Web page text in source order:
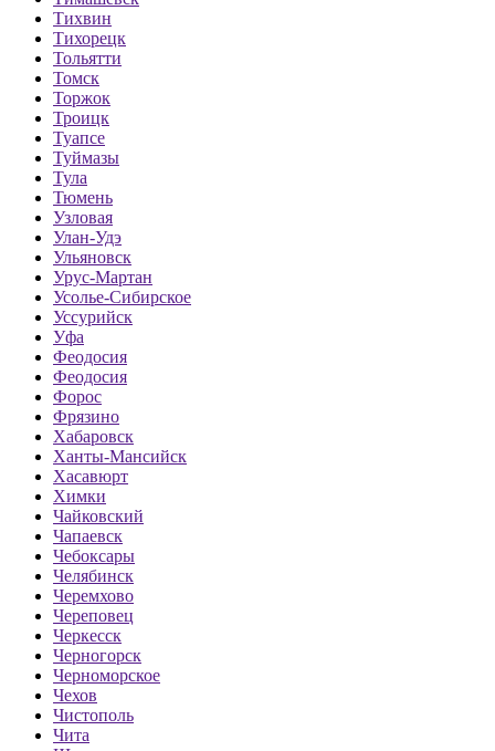
Тихвин
Тихорецк
Тольятти
Томск
Торжок
Троицк
Туапсе
Туймазы
Тула
Тюмень
Узловая
Улан-Удэ
Ульяновск
Урус-Мартан
Усолье-Сибирское
Уссурийск
Уфа
Феодосия
Феодосия
Форос
Фрязино
Хабаровск
Ханты-Мансийск
Хасавюрт
Химки
Чайковский
Чапаевск
Чебоксары
Челябинск
Черемхово
Череповец
Черкесск
Черногорск
Черноморское
Чехов
Чистополь
Чита